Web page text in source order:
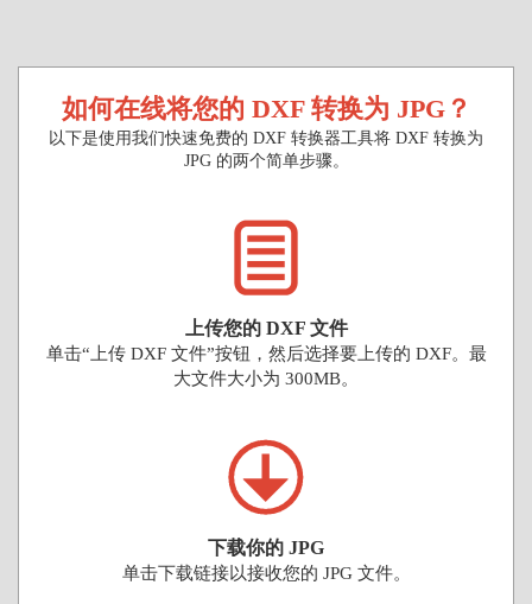
如何在线将您的 DXF 转换为 JPG？
以下是使用我们快速免费的 DXF 转换器工具将 DXF 转换为
JPG 的两个简单步骤。
上传您的 DXF 文件
单击“上传 DXF 文件”按钮，然后选择要上传的 DXF。最
大文件大小为 300MB。
下载你的 JPG
单击下载链接以接收您的 JPG 文件。